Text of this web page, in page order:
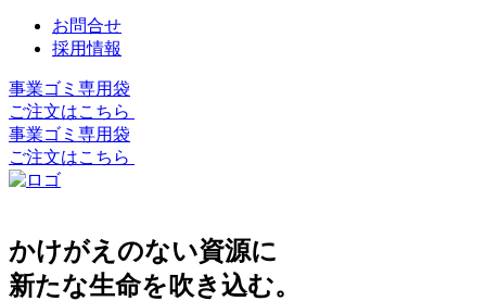
お問合せ
採用情報
事業ゴミ専用袋
ご注文はこちら
事業ゴミ専用袋
ご注文はこちら
かけがえのない資源に
新たな生命を吹き込む。